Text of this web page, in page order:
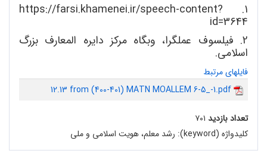
1. https://farsi.khamenei.ir/speech-content?
id=3644
2. فیلسوف عملگرا، وبگاه مرکز دایره المعارف بزرگ
اسلامی.
فایلهای مرتبط
12.13 from (400-401) MATN MOALLEM 6-5_-1.pdf
تعداد بازدید ۷۰۱
کلیدواژه (keyword):
رشد معلم، هویت اسلامی و ملی